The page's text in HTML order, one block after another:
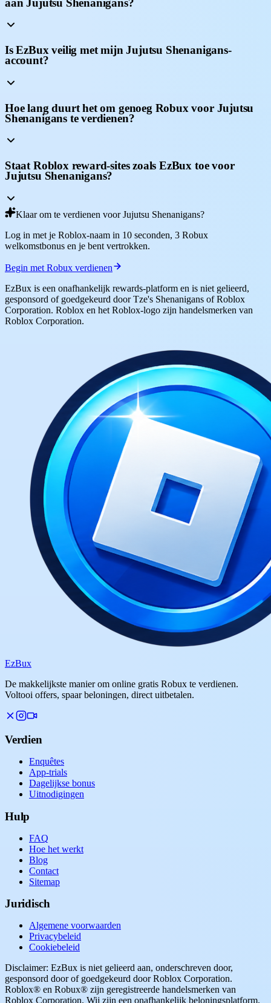
Is EzBux veilig met mijn Jujutsu Shenanigans-
account?
Hoe lang duurt het om genoeg Robux voor Jujutsu
Shenanigans te verdienen?
Staat Roblox reward-sites zoals EzBux toe voor
Jujutsu Shenanigans?
Klaar om te verdienen voor Jujutsu Shenanigans?
Log in met je Roblox-naam in 10 seconden, 3 Robux
welkomstbonus en je bent vertrokken.
Begin met Robux verdienen
EzBux is een onafhankelijk rewards-platform en is niet gelieerd,
gesponsord of goedgekeurd door Tze's Shenanigans of Roblox
Corporation. Roblox en het Roblox-logo zijn handelsmerken van
Roblox Corporation.
EzBux
De makkelijkste manier om online gratis Robux te verdienen.
Voltooi offers, spaar beloningen, direct uitbetalen.
Verdien
Enquêtes
App-trials
Dagelijkse bonus
Uitnodigingen
Hulp
FAQ
Hoe het werkt
Blog
Contact
Sitemap
Juridisch
Algemene voorwaarden
Privacybeleid
Cookiebeleid
Disclaimer: EzBux is niet gelieerd aan, onderschreven door,
gesponsord door of goedgekeurd door Roblox Corporation.
Roblox® en Robux® zijn geregistreerde handelsmerken van
Roblox Corporation. Wij zijn een onafhankelijk beloningsplatform.